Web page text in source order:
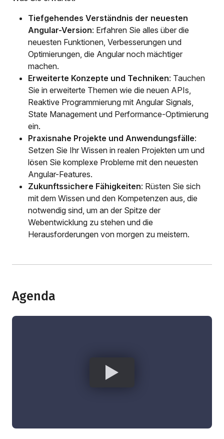
Tiefgehendes Verständnis der neuesten
Angular-Version: Erfahren Sie alles über die
neuesten Funktionen, Verbesserungen und
Optimierungen, die Angular noch mächtiger
machen.
Erweiterte Konzepte und Techniken: Tauchen
Sie in erweiterte Themen wie die neuen APIs,
Reaktive Programmierung mit Angular Signals,
State Management und Performance-Optimierung
ein.
Praxisnahe Projekte und Anwendungsfälle:
Setzen Sie Ihr Wissen in realen Projekten um und
lösen Sie komplexe Probleme mit den neuesten
Angular-Features.
Zukunftssichere Fähigkeiten: Rüsten Sie sich
mit dem Wissen und den Kompetenzen aus, die
notwendig sind, um an der Spitze der
Webentwicklung zu stehen und die
Herausforderungen von morgen zu meistern.
Agenda